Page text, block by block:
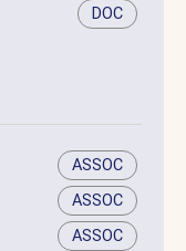
DOC
ASSOC
ASSOC
ASSOC